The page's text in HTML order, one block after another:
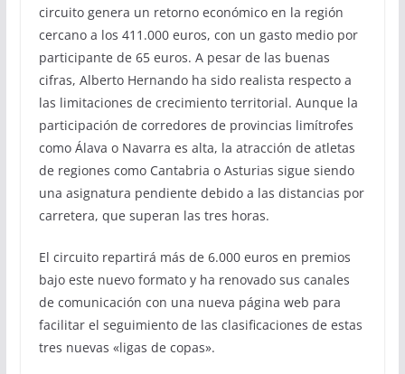
circuito genera un retorno económico en la región
cercano a los 411.000 euros, con un gasto medio por
participante de 65 euros. A pesar de las buenas
cifras, Alberto Hernando ha sido realista respecto a
las limitaciones de crecimiento territorial. Aunque la
participación de corredores de provincias limítrofes
como Álava o Navarra es alta, la atracción de atletas
de regiones como Cantabria o Asturias sigue siendo
una asignatura pendiente debido a las distancias por
carretera, que superan las tres horas.
El circuito repartirá más de 6.000 euros en premios
bajo este nuevo formato y ha renovado sus canales
de comunicación con una nueva página web para
facilitar el seguimiento de las clasificaciones de estas
tres nuevas «ligas de copas».